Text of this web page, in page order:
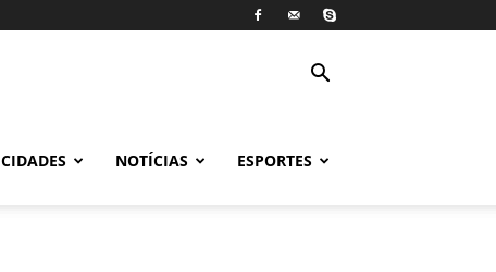
CIDADES NOTÍCIAS ESPORTES